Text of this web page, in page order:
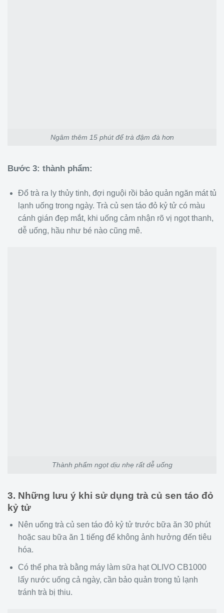
Ngâm thêm 15 phút để trà đậm đà hơn
Bước 3: thành phẩm:
Đổ trà ra ly thủy tinh, đợi nguội rồi bảo quản ngăn mát tủ
lạnh uống trong ngày. Trà củ sen táo đỏ kỷ tử có màu
cánh gián đẹp mắt, khi uống cảm nhận rõ vị ngọt thanh,
dễ uống, hầu như bé nào cũng mê.
Thành phẩm ngọt dịu nhẹ rất dễ uống
3. Những lưu ý khi sử dụng trà củ sen táo đỏ
kỷ tử
Nên uống trà củ sen táo đỏ kỷ tử trước bữa ăn 30 phút
hoặc sau bữa ăn 1 tiếng để không ảnh hưởng đến tiêu
hóa.
Có thể pha trà bằng máy làm sữa hạt OLIVO CB1000
lấy nước uống cả ngày, cần bảo quản trong tủ lạnh
tránh trà bị thiu.